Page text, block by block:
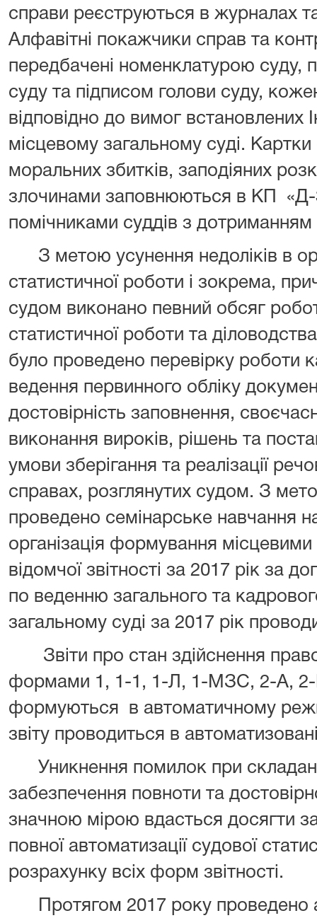
справи реєструються в журналах
Алфавітні покажчики справ та
передбачені номенклатурою суду,
суду та підписом голови суду,
відповідно до вимог встановлених
місцевому загальному суді.
моральних збитків, заподіяних
злочинами заповнюються в КП «Д-
помічниками суддів з дотриманням
З метою усунення недоліків в
статистичної роботи і зокрема,
судом виконано певний обсяг
статистичної роботи та
було проведено перевірку роботи
ведення первинного обліку
достовірність заповнення,
виконання вироків, рішень та
умови зберігання та реалізації
справах, розглянутих судом. З
проведено семінарське навчання
організація формування
відомчої звітності за 2017 рік за
по веденню загального та
загальному суді за 2017 рік
Звіти про стан здійснення
формами 1, 1-1, 1-Л, 1-МЗС, 2-А,
формуються в автоматичному
звіту проводиться в
Уникнення помилок при
забезпечення повноти та
значною мірою вдасться досягти
повної автоматизації судової
розрахунку всіх форм звітності.
Протягом 2017 року проведено